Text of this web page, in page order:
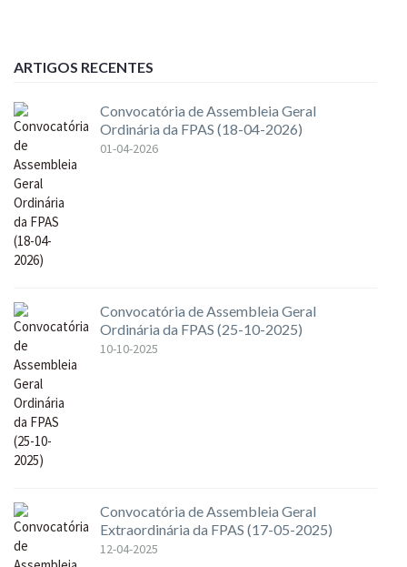
ARTIGOS RECENTES
Convocatória de Assembleia Geral
Ordinária da FPAS (18-04-2026)
01-04-2026
Convocatória de Assembleia Geral
Ordinária da FPAS (25-10-2025)
10-10-2025
Convocatória de Assembleia Geral
Extraordinária da FPAS (17-05-2025)
12-04-2025